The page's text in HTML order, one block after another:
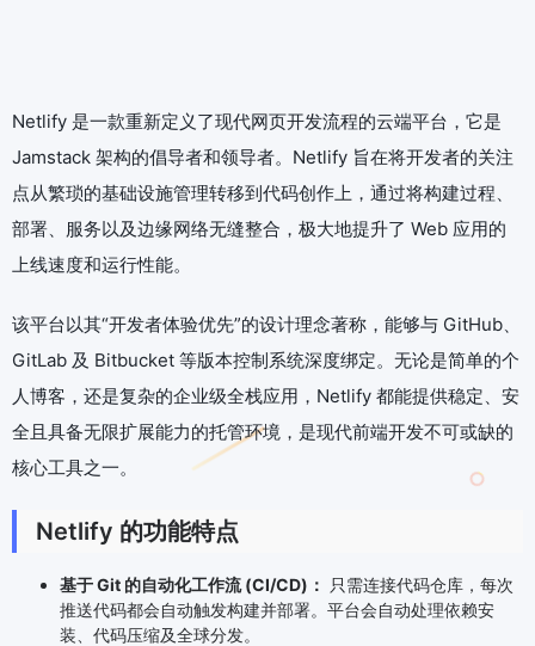
Netlify 是一款重新定义了现代网页开发流程的云端平台，它是
Jamstack 架构的倡导者和领导者。Netlify 旨在将开发者的关注
点从繁琐的基础设施管理转移到代码创作上，通过将构建过程、
部署、服务以及边缘网络无缝整合，极大地提升了 Web 应用的
上线速度和运行性能。
该平台以其“开发者体验优先”的设计理念著称，能够与 GitHub、
GitLab 及 Bitbucket 等版本控制系统深度绑定。无论是简单的个
人博客，还是复杂的企业级全栈应用，Netlify 都能提供稳定、安
全且具备无限扩展能力的托管环境，是现代前端开发不可或缺的
核心工具之一。
Netlify 的功能特点
基于 Git 的自动化工作流 (CI/CD)：
只需连接代码仓库，每次
推送代码都会自动触发构建并部署。平台会自动处理依赖安
装、代码压缩及全球分发。